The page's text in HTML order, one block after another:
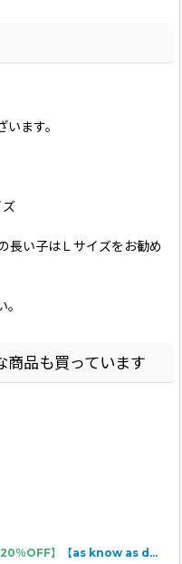
ます。
ズ
長い子はＬサイズをお勧め
商品も買っています
20％OFF】
【as know as de wan】ＮにんじんチュチュSK